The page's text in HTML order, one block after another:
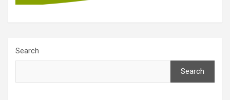
Search
Search